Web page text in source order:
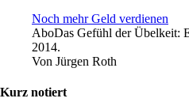
Noch mehr Geld verdienen
AboDas Gefühl der Übelkeit:
2014.
Von Jürgen Roth
Kurz notiert